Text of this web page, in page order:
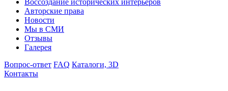
Воссоздание исторических интерьеров
Авторские права
Новости
Мы в СМИ
Отзывы
Галерея
Вопрос-ответ FAQ Каталоги, 3D
Контакты